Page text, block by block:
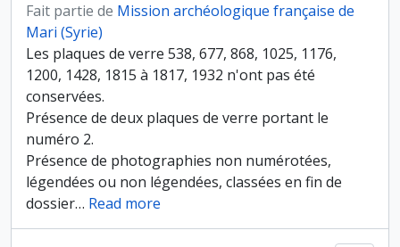
Fait partie de Mission archéologique française de
Mari (Syrie)
Les plaques de verre 538, 677, 868, 1025, 1176,
1200, 1428, 1815 à 1817, 1932 n'ont pas été
conservées.
Présence de deux plaques de verre portant le
numéro 2.
Présence de photographies non numérotées,
légendées ou non légendées, classées en fin de
dossier… Read more